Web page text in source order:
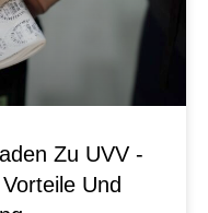
Zu UVV -
Und